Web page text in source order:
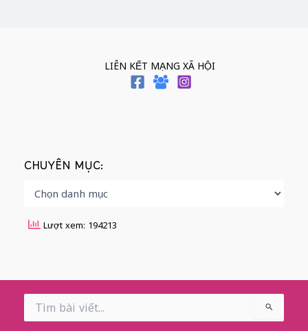
LIÊN KẾT MẠNG XÃ HỘI
CHUYÊN MỤC:
Lượt xem: 194213
Search
for: